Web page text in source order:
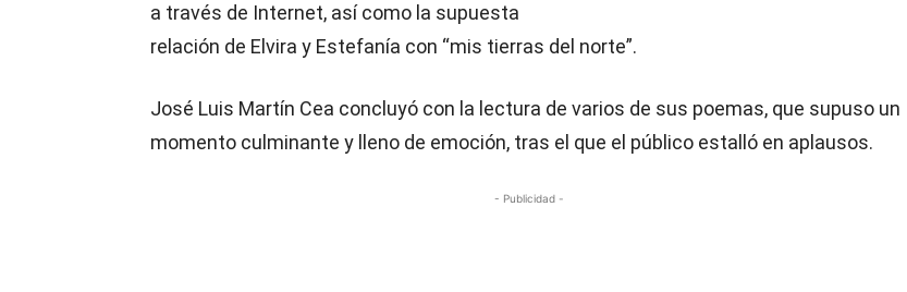
a través de Internet, así como la supuesta
relación de Elvira y Estefanía con “mis tierras del norte”.
José Luis Martín Cea concluyó con la lectura de varios de sus poemas, que supuso un
momento culminante y lleno de emoción, tras el que el público estalló en aplausos.
- Publicidad -